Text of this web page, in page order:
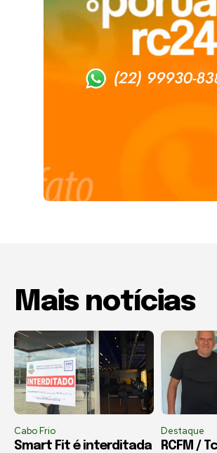
Mais notícias
Cabo Frio
Smart Fit é interditada
Destaque
RCFM /